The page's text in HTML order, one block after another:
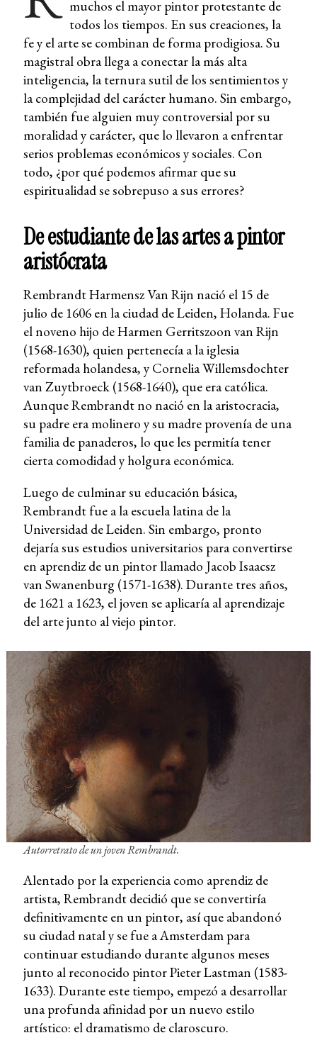
muchos el mayor pintor protestante de
todos los tiempos. En sus creaciones, la
fe y el arte se combinan de forma prodigiosa. Su
magistral obra llega a conectar la más alta
inteligencia, la ternura sutil de los sentimientos y
la complejidad del carácter humano. Sin embargo,
también fue alguien muy controversial por su
moralidad y carácter, que lo llevaron a enfrentar
serios problemas económicos y sociales. Con
todo, ¿por qué podemos afirmar que su
espiritualidad se sobrepuso a sus errores?
De estudiante de las artes a pintor
aristócrata
Rembrandt Harmensz Van Rijn nació el 15 de
julio de 1606 en la ciudad de Leiden, Holanda. Fue
el noveno hijo de Harmen Gerritszoon van Rijn
(1568-1630), quien pertenecía a la iglesia
reformada holandesa, y Cornelia Willemsdochter
van Zuytbroeck (1568-1640), que era católica.
Aunque Rembrandt no nació en la aristocracia,
su padre era molinero y su madre provenía de una
familia de panaderos, lo que les permitía tener
cierta comodidad y holgura económica.
Luego de culminar su educación básica,
Rembrandt fue a la escuela latina de la
Universidad de Leiden. Sin embargo, pronto
dejaría sus estudios universitarios para convertirse
en aprendiz de un pintor llamado Jacob Isaacsz
van Swanenburg (1571-1638). Durante tres años,
de 1621 a 1623, el joven se aplicaría al aprendizaje
del arte junto al viejo pintor.
Autorretrato de un joven Rembrandt.
Alentado por la experiencia como aprendiz de
artista, Rembrandt decidió que se convertiría
definitivamente en un pintor, así que abandonó
su ciudad natal y se fue a Amsterdam para
continuar estudiando durante algunos meses
junto al reconocido pintor Pieter Lastman (1583-
1633). Durante este tiempo, empezó a desarrollar
una profunda afinidad por un nuevo estilo
artístico: el dramatismo de claroscuro.